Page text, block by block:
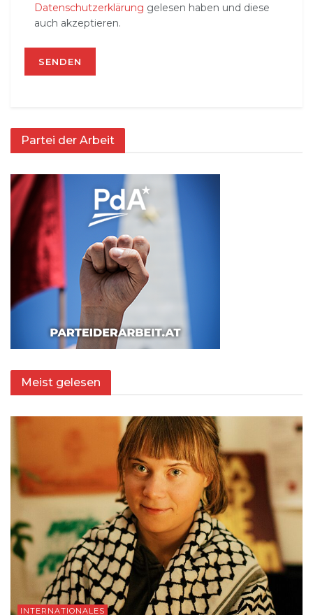
Datenschutzerklärung gelesen haben und diese
auch akzeptieren.
Partei der Arbeit
Meist gelesen
INTERNATIONALES